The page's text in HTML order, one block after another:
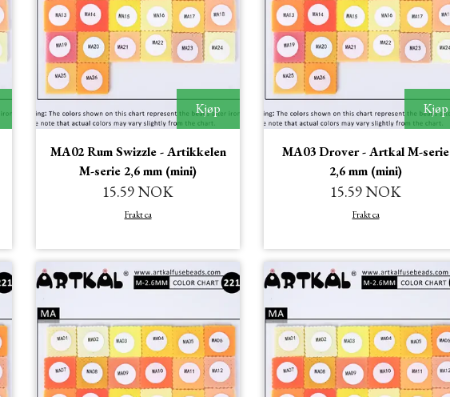
Kjøp
MA02 Rum Swizzle - Artikkelen
M-serie 2,6 mm (mini)
15.59 NOK
Frakt ca
Kjøp
MA03 Drover - Artkal M-serie
2,6 mm (mini)
15.59 NOK
Frakt ca